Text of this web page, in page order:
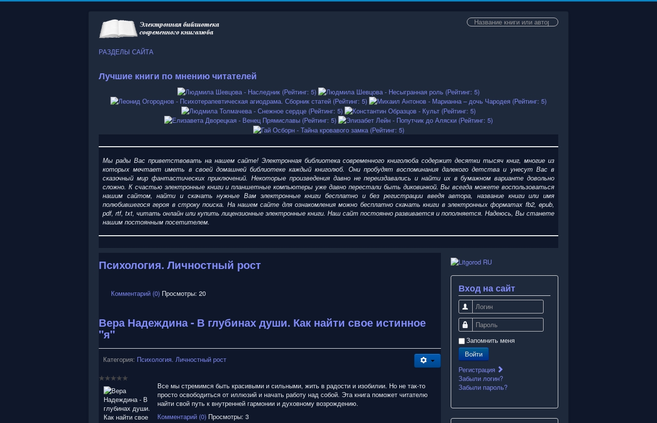
Искать...
РАЗДЕЛЫ САЙТА
Лучшие книги по мнению читателей
Мы рады Вас приветствовать на нашем сайте! Электронная библиотека современного книголюба содержит десятки тысяч книг, многие из
которых мечтает иметь в своей домашней библиотеке каждый книголюб. Они пробудят воспоминания далекого детства и унесут Вас в
сказочный мир фантастических приключений. Некоторые произведения давно не переиздавались и найти их в бумажном варианте довольно
сложно. К счастью электронные книги и планшетные компьютеры уже давно перестали быть диковинкой. Вы всегда можете воспользоваться
нашим сайтом, найти и скачать нужные Вам электронные книги бесплатно и без регистрации введя автора, название книги или имя
полюбившегося героя в строку поиска. На нашем сайте для ознакомления можно бесплатноскачатькниги в электронных форматах fb2, epub,
pdf, rtf, txt, читать онлайн или купить лицензионные электронные книги. Наш сайт постоянно развивается и пополняется. Надеюсь, Вы станете
нашим постоянным посетителем.
Психология. Личностный рост
Комментарий (0) Просмотры: 20
Вера Надеждина - В глубинах души. Как найти свое истинное
"я"
Категория: Психология. Личностный рост
Все мы стремимся быть красивыми и сильными, жить в радости и изобилии. Но не так-то
просто освободиться от иллюзий и начать работу над собой. Эта книга поможет читателю
найти свой путь к внутренней гармонии и духовному возрождению.
Комментарий (0) Просмотры: 3
Вход на сайт
Логин
Пароль
Запомнить меня
Войти
Регистрация
Забыли логин?
Забыли пароль?